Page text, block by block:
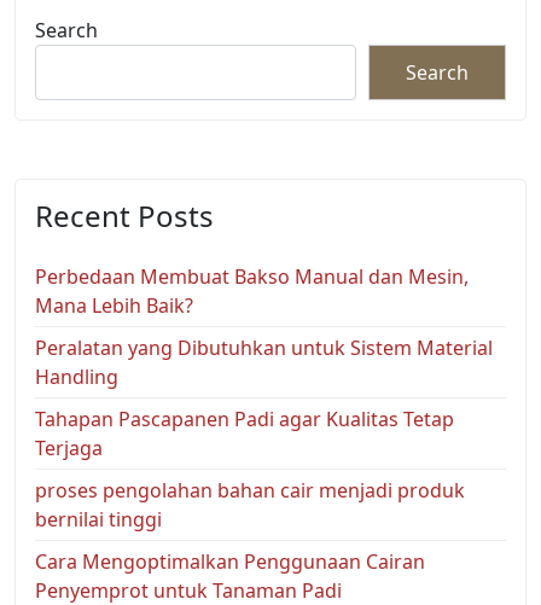
Search
Search
Recent Posts
Perbedaan Membuat Bakso Manual dan Mesin,
Mana Lebih Baik?
Peralatan yang Dibutuhkan untuk Sistem Material
Handling
Tahapan Pascapanen Padi agar Kualitas Tetap
Terjaga
proses pengolahan bahan cair menjadi produk
bernilai tinggi
Cara Mengoptimalkan Penggunaan Cairan
Penyemprot untuk Tanaman Padi